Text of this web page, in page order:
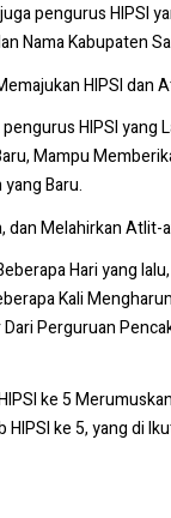
pengurus HIPSI
Nama Kabupaten
HIPSI dan
HIPSI
Mampu
Baru.
dan Melahirkan
Hari yang
Kali
Perguruan
ke 5
HIPSI ke 5, yang di